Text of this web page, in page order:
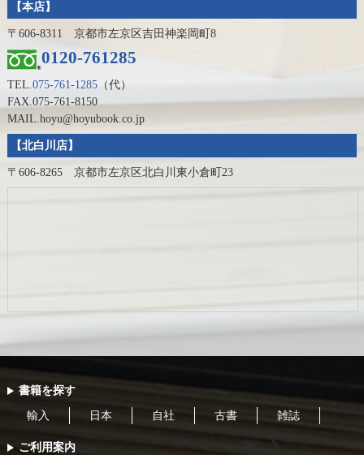
【本店】
〒606-8311 京都市左京区吉田神楽岡町8
0120-761285
TEL.075-761-1285（代）
FAX.075-761-8150
MAIL.hoyu@hoyubook.co.jp
【北白川店】
〒606-8265 京都市左京区北白川東小倉町23
書籍を探す
輸入 日本 自社 古書 雑誌
ご利用案内